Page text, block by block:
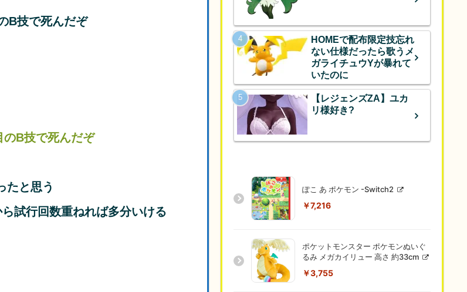
B技で死んだぞ
のB技で死んだぞ
たと思う
試行回数重ねれば多分いける
HOMEで配布限定技忘れ
ない仕様だったら歌うメ
ガライチュウYが暴れて
いたのに
【レジェンズZA】ユカ
リ様好き?
ぽこ あ ポケモン -Switch2
￥7,216
ポケットモンスター ポケモンぬいぐ
るみ メガカイリュー 高さ 約33cm
￥3,755